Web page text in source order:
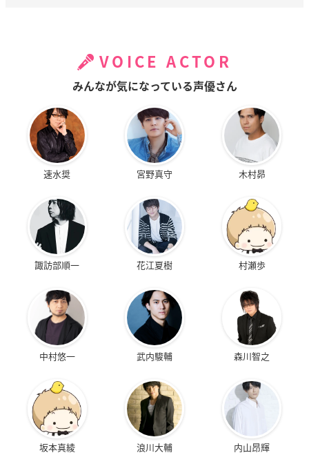
VOICE ACTOR
みんなが気になっている声優さん
速水奨 宮野真守 木村昴
諏訪部順一 花江夏樹 村瀬歩
中村悠一 武内駿輔 森川智之
坂本真綾 浪川大輔 内山昂輝